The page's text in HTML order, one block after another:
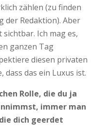
zählen (zu finden
der Redaktion). Aber
Ich mag es,
ganzen Tag
diesen privaten
dass das ein Luxus ist.
Rolle, die du ja
immer man
dich geerdet